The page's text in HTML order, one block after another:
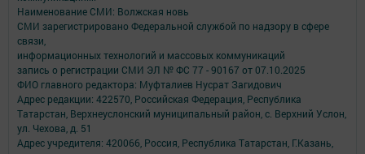
Наименование СМИ: Волжская новь
СМИ зарегистрировано Федеральной службой по надзору в сфере
связи,
информационных технологий и массовых коммуникаций
запись о регистрации СМИ ЭЛ № ФС 77 - 90167 от 07.10.2025
ФИО главного редактора: Муфталиев Нусрат Загидович
Адрес редакции: 422570, Российская Федерация, Республика
Татарстан, Верхнеуслонский муниципальный район, с. Верхний Услон,
ул. Чехова, д. 51
Адрес учредителя: 420066, Россия, Республика Татарстан, Г.Казань,